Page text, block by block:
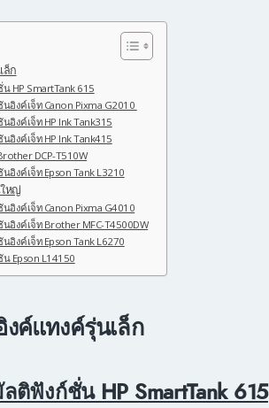
ล็ก
HP SmartTank 615
อิงค์เจ็ท Canon Pixma G2010
อิงค์เจ็ท HP Ink Tank315
อิงค์เจ็ท HP Ink Tank415
DCP-T510W
อิงค์เจ็ท Epson Tank L3210
หญ่
อิงค์เจ็ท Canon Pixma G4010
อิงค์เจ็ท Brother MFC-T4500DW
อิงค์เจ็ท Epson Tank L6270
น Epson L14150
งค์แทงค์รุ่นเล็ก
ติฟังก์ชั่น HP SmartTank 615